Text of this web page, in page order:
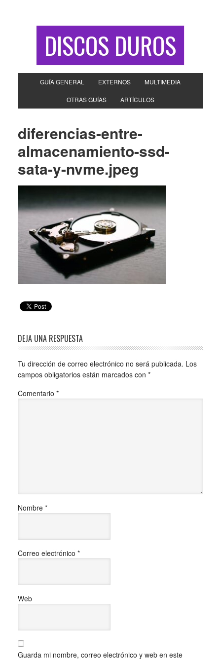
DISCOS DUROS
GUÍA GENERAL EXTERNOS MULTIMEDIA
OTRAS GUÍAS ARTÍCULOS
diferencias-entre-
almacenamiento-ssd-
sata-y-nvme.jpeg
DEJA UNA RESPUESTA
Tu dirección de correo electrónico no será publicada. Los
campos obligatorios están marcados con *
Comentario *
Nombre *
Correo electrónico *
Web
Guarda mi nombre, correo electrónico y web en este